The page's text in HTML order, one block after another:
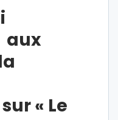
aux
« Le